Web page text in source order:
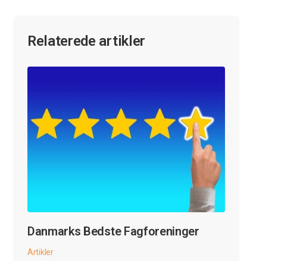
Relaterede artikler
Danmarks Bedste Fagforeninger
Artikler